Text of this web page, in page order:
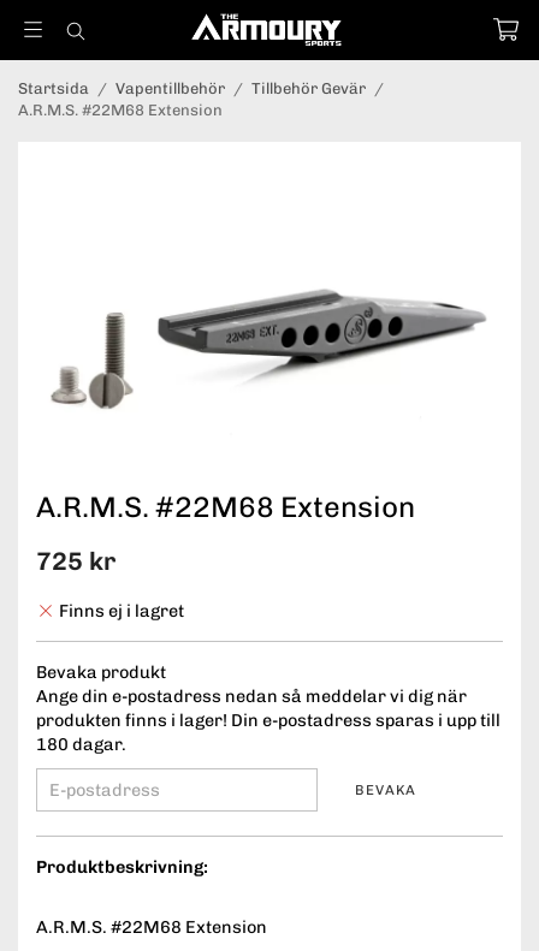
Startsida / Vapentillbehör / Tillbehör Gevär /
A.R.M.S. #22M68 Extension
A.R.M.S. #22M68 Extension
725 kr
Finns ej i lagret
Bevaka produkt
Ange din e-postadress nedan så meddelar vi dig när
produkten finns i lager! Din e-postadress sparas i upp till
180 dagar.
BEVAKA
Produktbeskrivning:
A.R.M.S. #22M68 Extension